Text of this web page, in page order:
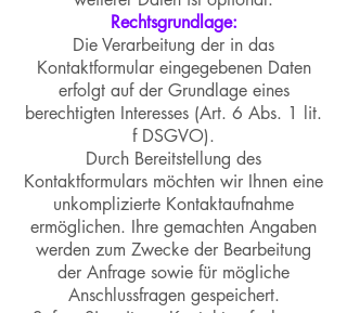
Rechtsgrundlage:
Die Verarbeitung der in das
Kontaktformular eingegebenen Daten
erfolgt auf der Grundlage eines
berechtigten Interesses (Art. 6 Abs. 1 lit.
f DSGVO).
Durch Bereitstellung des
Kontaktformulars möchten wir Ihnen eine
unkomplizierte Kontaktaufnahme
ermöglichen. Ihre gemachten Angaben
werden zum Zwecke der Bearbeitung
der Anfrage sowie für mögliche
Anschlussfragen gespeichert.